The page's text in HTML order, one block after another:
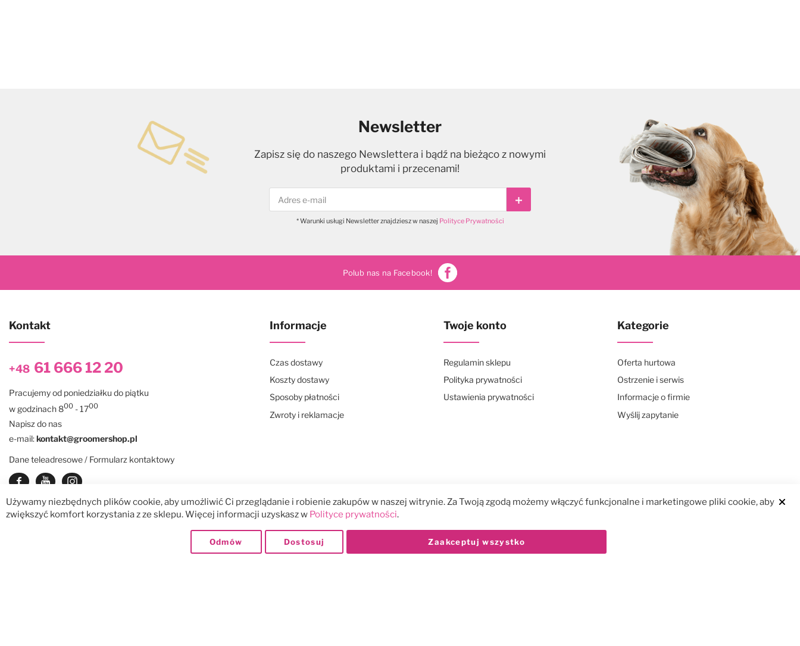
Newsletter
Zapisz się do naszego Newslettera i bądź na bieżąco z nowymi
produktami i przecenami!
Subskrybuj
* Warunki usługi Newsletter znajdziesz w naszej Polityce Prywatności
Polub nas na Facebook!
Kontakt
+48 61 666 12 20
Pracujemy od poniedziałku do piątku
w godzinach 800 - 1700
Napisz do nas
e-mail:kontakt@groomershop.pl
Dane teleadresowe / Formularz kontaktowy
Zobacz nasz Facebook
Zobacz nasz kanał Youtube
See our instagram
Informacje
Czas dostawy
Koszty dostawy
Sposoby płatności
Zwroty i reklamacje
Twoje konto
Regulamin sklepu
Polityka prywatności
Ustawienia prywatności
Kategorie
Oferta hurtowa
Ostrzenie i serwis
Informacje o firmie
Wyślij zapytanie
Płatności:
Używamy niezbędnych plików cookie, aby umożliwić Ci przeglądanie i robienie zakupów w naszej witrynie. Za Twoją zgodą możemy włączyć funkcjonalne i marketingowe pliki cookie, aby
zwiększyć komfort korzystania z ze sklepu. Więcej informacji uzyskasz w Polityce prywatności.
Zaakceptuj wszystko
Dostosuj
Odmów